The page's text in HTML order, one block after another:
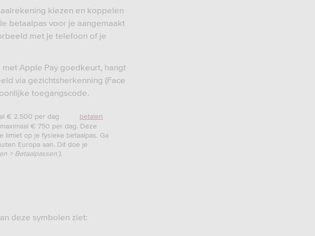
kiezen en koppelen
betaalpas voor je aangemaakt
met je telefoon of je
Apple Pay goedkeurt, hangt
via gezichtsherkenning (Face
toegangscode.
€ 2.500 per dag betalen
€ 750 per dag. Deze
limiet op je fysieke betaalpas. Ga
Europa aan. Dit doe je
> Betaalpassen').
deze symbolen ziet: